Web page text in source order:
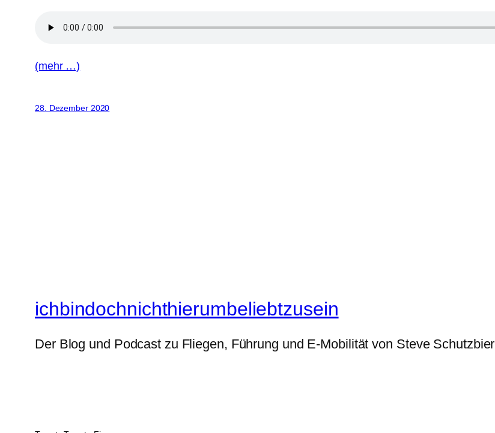
(mehr …)
28. Dezember 2020
ichbindochnichthierumbeliebtzusein
Der Blog und Podcast zu Fliegen, Führung und E-Mobilität von Steve Schutzbier